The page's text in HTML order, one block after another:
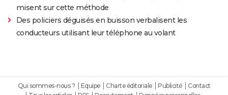
misent sur cette méthode
Des policiers déguisés en buisson verbalisent les
conducteurs utilisant leur téléphone au volant
Qui sommes-nous ? Equipe Charte éditoriale Publicité
Contact